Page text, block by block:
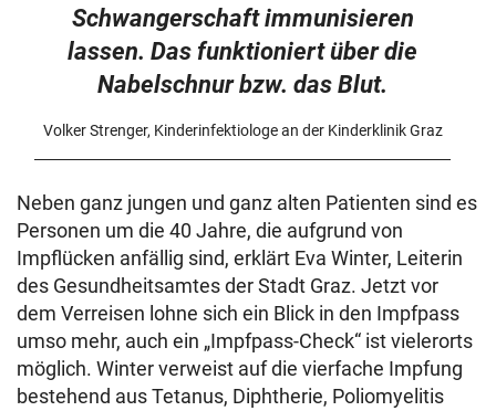
Schwangerschaft immunisieren
lassen. Das funktioniert über die
Nabelschnur bzw. das Blut.
Volker Strenger, Kinderinfektiologe an der Kinderklinik Graz
Neben ganz jungen und ganz alten Patienten sind es
Personen um die 40 Jahre, die aufgrund von
Impflücken anfällig sind, erklärt Eva Winter, Leiterin
des Gesundheitsamtes der Stadt Graz. Jetzt vor
dem Verreisen lohne sich ein Blick in den Impfpass
umso mehr, auch ein „Impfpass-Check“ ist vielerorts
möglich. Winter verweist auf die vierfache Impfung
bestehend aus Tetanus, Diphtherie, Poliomyelitis